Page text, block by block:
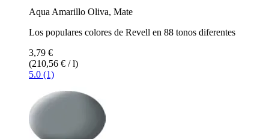
Aqua Amarillo Oliva, Mate
Los populares colores de Revell en 88 tonos diferentes
3,79 €
(210,56 € / l)
5.0 (1)